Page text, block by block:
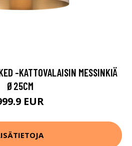
-KATTOVALAISIN MESSINKIÄ
Ø25CM
EUR